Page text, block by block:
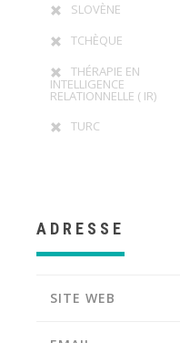
SLOVÈNE
TCHÈQUE
THÉRAPIE EN
INTELLIGENCE
RELATIONNELLE ( IR)
TURC
ADRESSE
SITE WEB